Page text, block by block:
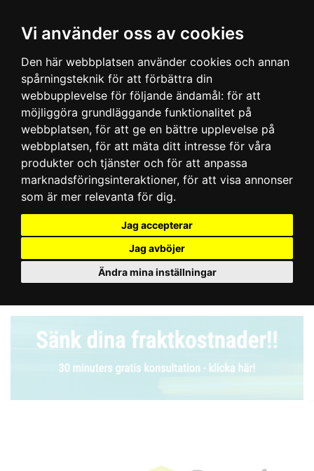
Vi använder oss av cookies
Den här webbplatsen använder cookies och annan
spårningsteknik för att förbättra din
webbupplevelse för följande ändamål: för att
möjliggöra grundläggande funktionalitet på
webbplatsen, för att ge en bättre upplevelse på
webbplatsen, för att mäta ditt intresse för våra
produkter och tjänster och för att anpassa
marknadsföringsinteraktioner, för att visa annonser
som är mer relevanta för dig.
Jag accepterar
Jag avböjer
Ändra mina inställningar